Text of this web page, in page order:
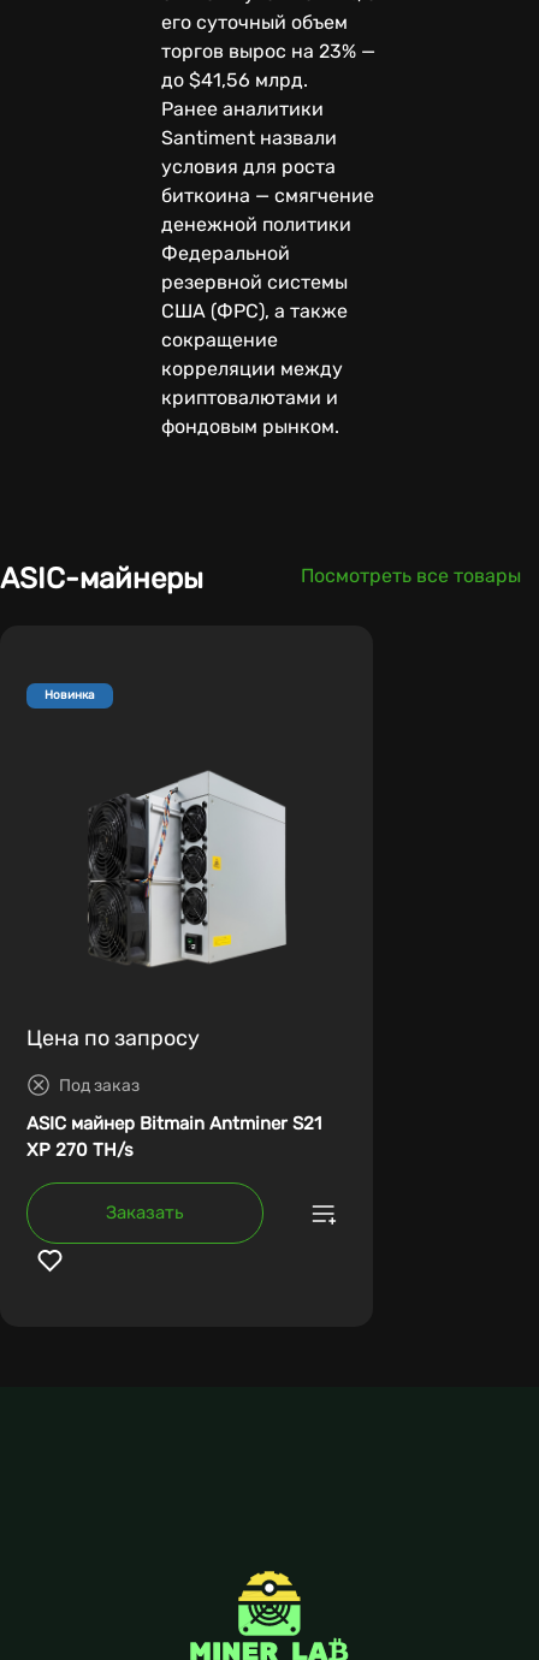
его суточный объем
торгов вырос на 23% —
до $41,56 млрд.
Ранее аналитики
Santiment назвали
условия для роста
биткоина — смягчение
денежной политики
Федеральной
резервной системы
США (ФРС), а также
сокращение
корреляции между
криптовалютами и
фондовым рынком.
ASIC-майнеры Посмотреть все товары
Новинка
Цена по запросу
Под заказ
ASIC майнер Bitmain Antminer S21
XP 270 TH/s
Заказать